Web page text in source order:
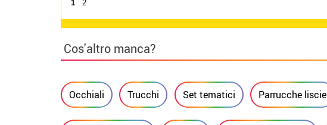
1 2
Cos'altro manca?
Occhiali Trucchi Set tematici Parrucche liscie